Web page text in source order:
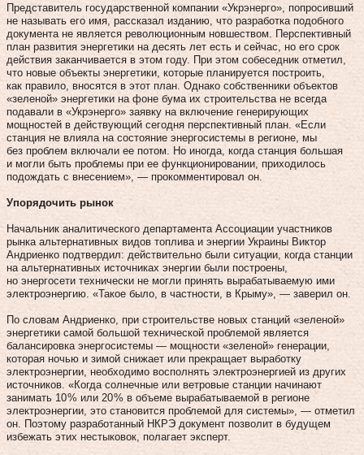
Представитель государственной компании «Укрэнерго», попросивший
не называть его имя, рассказал изданию, что разработка подобного
документа не является революционным новшеством. Перспективный
план развития энергетики на десять лет есть и сейчас, но его срок
действия заканчивается в этом году. При этом собеседник отметил,
что новые объекты энергетики, которые планируется построить,
как правило, вносятся в этот план. Однако собственники объектов
«зеленой» энергетики на фоне бума их строительства не всегда
подавали в «Укрэнерго» заявку на включение генерирующих
мощностей в действующий сегодня перспективный план. «Если
станция не влияла на состояние энергосистемы в регионе, мы
без проблем включали ее потом. Но иногда, когда станция большая
и могли быть проблемы при ее функционировании, приходилось
подождать с внесением», — прокомментировал он.
Упорядочить рынок
Начальник аналитического департамента Ассоциации участников
рынка альтернативных видов топлива и энергии Украины Виктор
Андриенко подтвердил: действительно были ситуации, когда станции
на альтернативных источниках энергии были построены,
но энергосети технически не могли принять вырабатываемую ими
электроэнергию. «Такое было, в частности, в Крыму», — заверил он.
По словам Андриенко, при строительстве новых станций «зеленой»
энергетики самой большой технической проблемой является
балансировка энергосистемы — мощности «зеленой» генерации,
которая ночью и зимой снижает или прекращает выработку
электроэнергии, необходимо восполнять электроэнергией из других
источников. «Когда солнечные или ветровые станции начинают
занимать 10 % или 20 % в объеме вырабатываемой в регионе
электроэнергии, это становится проблемой для системы», — отметил
он. Поэтому разработанный НКРЭ документ позволит в будущем
избежать этих нестыковок, полагает эксперт.